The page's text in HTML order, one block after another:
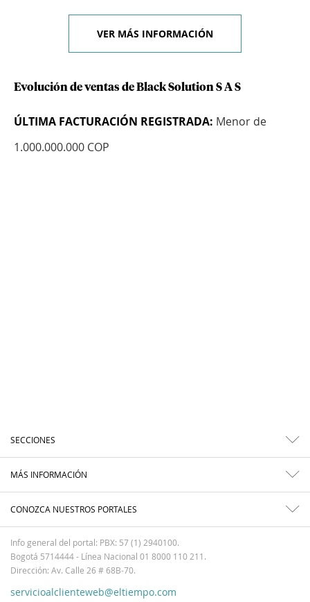
VER MÁS INFORMACIÓN
Evolución de ventas de Black Solution S A S
ÚLTIMA FACTURACIÓN REGISTRADA: Menor de
1.000.000.000 COP
SECCIONES
MÁS INFORMACIÓN
CONOZCA NUESTROS PORTALES
Info general del portal: PBX: 57 (1) 2940100.
Bogotá 5714444 - Línea Nacional 01 8000 110 211.
Dirección: Av. Calle 26 # 68B-70.
servicioalclienteweb@eltiempo.com